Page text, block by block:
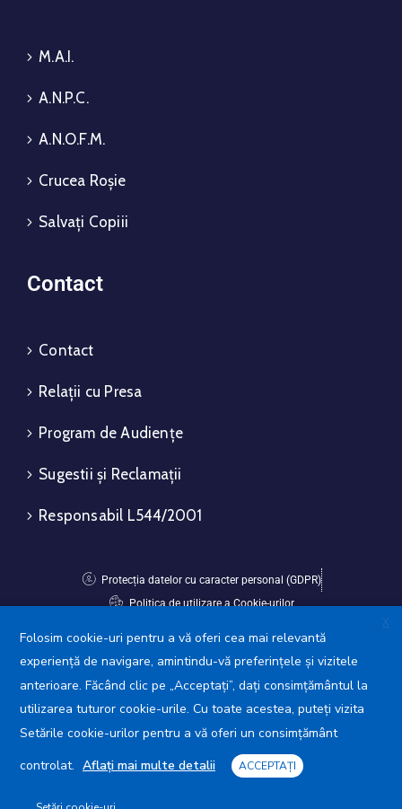
M.A.I.
A.N.P.C.
A.N.O.F.M.
Crucea Roșie
Salvați Copiii
Contact
Contact
Relații cu Presa
Program de Audiențe
Sugestii și Reclamații
Responsabil L544/2001
Protecția datelor cu caracter personal (GDPR)
Politica de utilizare a Cookie-urilor
Avansis Mobile
X
Folosim cookie-uri pentru a vă oferi cea mai relevantă
experiență de navigare, amintindu-vă preferințele și vizitele
anterioare. Făcând clic pe „Acceptați”, dați consimțământul la
utilizarea tuturor cookie-urile. Cu toate acestea, puteți vizita
Setările cookie-urilor pentru a vă oferi un consimțământ
controlat. Aflați mai multe detalii ACCEPTAȚI